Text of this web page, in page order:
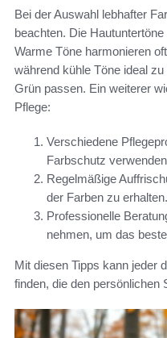
Bei der Auswahl lebhafter
beachten. Die
Warme Töne harmonieren
während kühle Töne ideal
Grün passen. Ein weiterer
Pflege:
Verschiedene
Farbschutz
Regelmäßige
der Farben zu erhalten.
Professionelle
nehmen, um das
Mit diesen Tipps kann jeder
finden, die den persönlichen